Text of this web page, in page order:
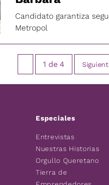
Candidato garantiza
Metropol
1 de4
Especiales
Entrevistas
Nuestras Historias
Orgullo Queretano
Tierra de